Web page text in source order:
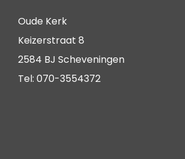
Oude Kerk
Keizerstraat 8
2584 BJ Scheveningen
Tel: 070-3554372